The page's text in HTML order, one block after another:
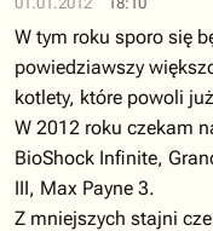
W tym roku sporo się
powiedziawszy
kotlety, które powoli
W 2012 roku czekam
BioShock Infinite,
III, Max Payne 3.
Z mniejszych stajni